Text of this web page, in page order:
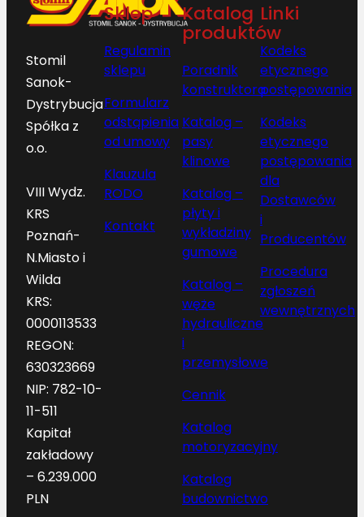
Stomil
Sanok-
Dystrybucja
Spółka z
o.o.
VIII Wydz.
KRS
Poznań-
N.Miasto i
Wilda
KRS:
0000113533
REGON:
630323669
NIP: 782-10-
11-511
Kapitał
zakładowy
– 6.239.000
PLN
Sklep
Regulamin
sklepu
Formularz
odstąpienia
od umowy
Klauzula
RODO
Kontakt
Katalog
produktów
Poradnik
konstruktora
Katalog –
pasy
klinowe
Katalog –
płyty i
wykładziny
gumowe
Katalog –
węże
hydrauliczne
i
przemysłowe
Cennik
Katalog
motoryzacyjny
Katalog
budownictwo
Linki
Kodeks
etycznego
postępowania
Kodeks
etycznego
postępowania
dla
Dostawców
i
Producentów
Procedura
zgłoszeń
wewnętrznych